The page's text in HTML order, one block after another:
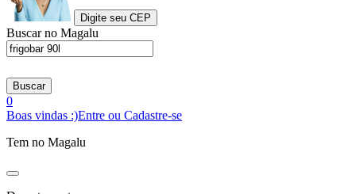
Digite seu CEP
Buscar no Magalu
Buscar
0
Boas vindas :)Entre ou Cadastre-se
Tem no Magalu